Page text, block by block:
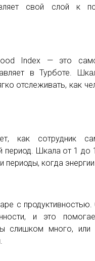
свой слой к
Index — это
в Турботе.
отслеживать, как
как сотрудник
период. Шкала от 1 до
периоды, когда
с
и это
слишком много, или